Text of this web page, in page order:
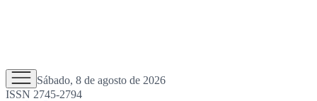
Sábado, 8 de agosto de 2026
ISSN 2745-2794